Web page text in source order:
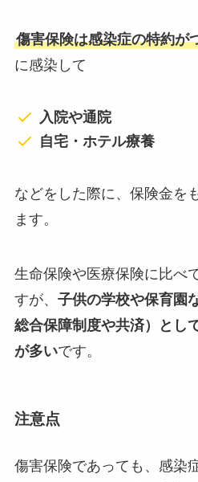
傷害保険は感染症の特約が
に感染して
入院や通院
自宅・ホテル療養
などをした際に、保険金を
ます。
生命保険や医療保険に比べ
すが、 子供の学校や保育園
総合保障制度や共済）とし
が多いです。
注意点
傷害保険であっても、感染